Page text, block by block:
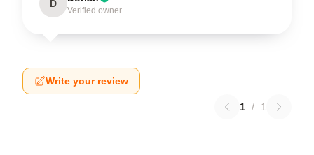
D
Verified owner
Write your review
1 / 1